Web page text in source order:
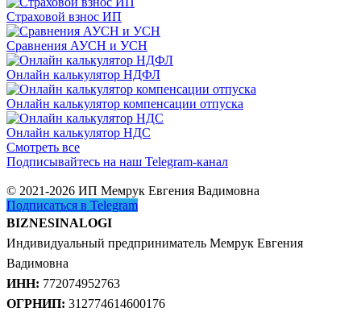
Страховой взнос ИП
Сравнения АУСН и УСН
Онлайн калькулятор НДФЛ
Онлайн калькулятор компенсации отпуска
Онлайн калькулятор НДС
Смотреть все
Подписывайтесь на наш Telegram-канал
© 2021-2026 ИП Мемрук Евгения Вадимовна
Подписаться в Telegram
BIZNESINALOGI
Индивидуальный предприниматель Мемрук Евгения
Вадимовна
ИНН: 772074952763
ОГРНИП: 312774614600176